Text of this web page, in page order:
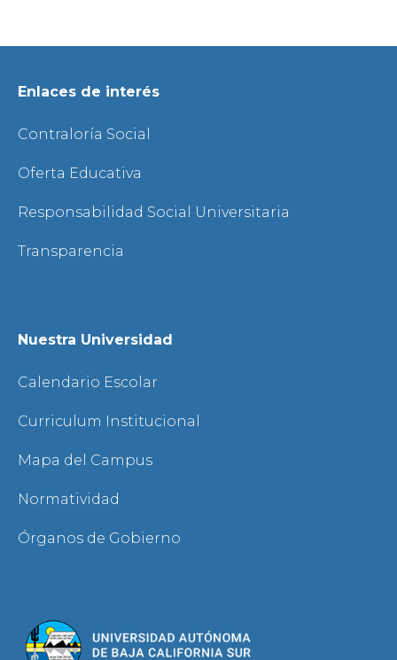
Enlaces de interés
Contraloría Social
Oferta Educativa
Responsabilidad Social Universitaria
Transparencia
Nuestra Universidad
Calendario Escolar
Curriculum Institucional
Mapa del Campus
Normatividad
Órganos de Gobierno